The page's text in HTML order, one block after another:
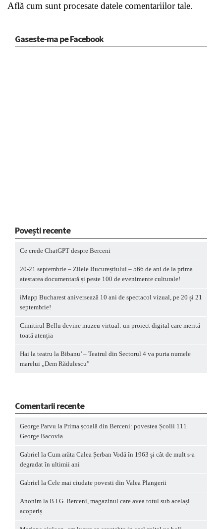
Află cum sunt procesate datele comentariilor tale.
Gaseste-ma pe Facebook
Povești recente
Ce crede ChatGPT despre Berceni
20-21 septembrie – Zilele Bucureștiului – 566 de ani de la prima
atestarea documentară și peste 100 de evenimente culturale!
iMapp Bucharest aniversează 10 ani de spectacol vizual, pe 20 și 21
septembrie!
Cimitirul Bellu devine muzeu virtual: un proiect digital care merită
toată atenția
Hai la teatru la Bibanu’ – Teatrul din Sectorul 4 va purta numele
marelui „Dem Rădulescu”
Comentarii recente
George Parvu la Prima școală din Berceni: povestea Școlii 111
George Bacovia
Gabriel la Cum arăta Calea Șerban Vodă în 1963 și cât de mult s-a
degradat în ultimii ani
Gabriel la Cele mai ciudate povesti din Valea Plangerii
Anonim la B.I.G. Berceni, magazinul care avea totul sub același
acoperiș